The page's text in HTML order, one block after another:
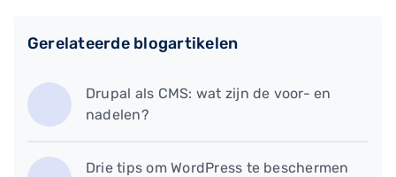
Gerelateerde blogartikelen
Drupal als CMS: wat zijn de voor- en
nadelen?
Drie tips om WordPress te beschermen